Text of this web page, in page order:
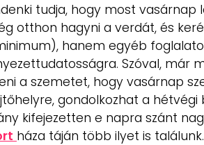
ARCHÍVUM
tudja, hogy most vasárnap
otthon hagyni a verdát, és
hanem egyéb
Szóval, már
a szemetet, hogy vasárnap
gondolkozhat a hétvégi
kifejezetten e napra szánt
háza táján több ilyet is találunk.